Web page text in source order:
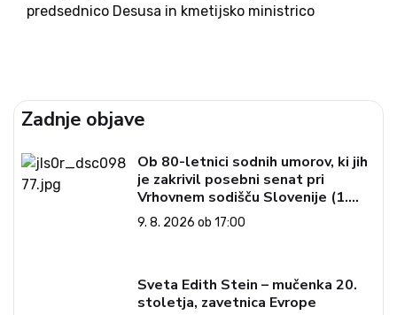
predsednico Desusa in kmetijsko ministrico
Zadnje objave
Ob 80-letnici sodnih umorov, ki jih
je zakrivil posebni senat pri
Vrhovnem sodišču Slovenije (1.
del)
9. 8. 2026 ob 17:00
Sveta Edith Stein – mučenka 20.
stoletja, zavetnica Evrope